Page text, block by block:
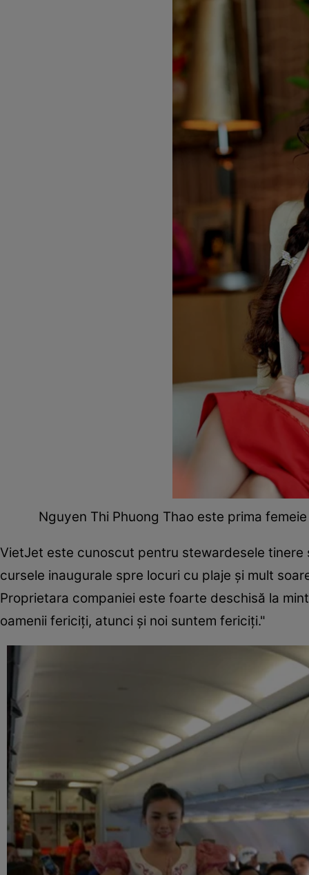
Nguyen Thi Phuong Thao este prima
VietJet este cunoscut pentru stewardesele
cursele inaugurale spre locuri cu plaje și mult
Proprietara companiei este foarte deschisă la
oamenii fericiți, atunci și noi suntem fericiți."